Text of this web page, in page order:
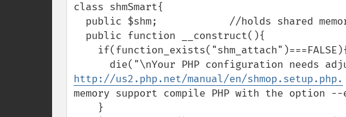
class shmSmart{
http://us2.php.net/manual/en/shmop.setup.php.
memory support compile PHP with the option --